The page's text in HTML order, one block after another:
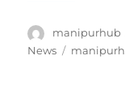
Author
manipurhub
News
Tags